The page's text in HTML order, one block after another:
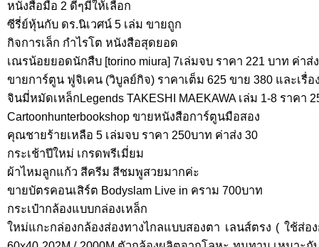
หนังสือมือ 2 ดีๆมีให้เลือก
ซีรี่ย์หุ้นกับ ดร.นิเวศน์ 5 เล่ม ขายถูก
กิจการเล็ก กำไรโต หนังสือสุดยอด
เณรน้อยยอดนักสืบ [torino miura] 7เล่มจบ ราคา 221 บาท ค่าส่
ขายการ์ตูน ฟูจิเคน (วิบูลย์กิจ) ราคาเต็ม 625 ขาย 380 และเรื่
จินมี่หมัดเหล็กLegends TAKESHI MAEKAWA เล่ม 1-8 ราคา
Cartoonhunterbookshop ขายหนังสือการ์ตูนมือสอง
คุณชายร้ายเหลือ 5 เล่มจบ ราคา 250บาท ค่าส่ง 30
กระเช้าปีใหม่ เกรดพรีเมี่ยม
ผ้าไหมลูกแก้ว สีครีม สีชมพูสวยมากค่ะ
ขายบัตรคอนเสิร์ต Bodyslam Live in คราม 700บาท
กระเป๋ากล้องแบบกล่องเหล็ก
ใหม่แกะกล่องกล้องส่องทางไกลแบบสองตา เลนส์ตรง ( ใช้ส่